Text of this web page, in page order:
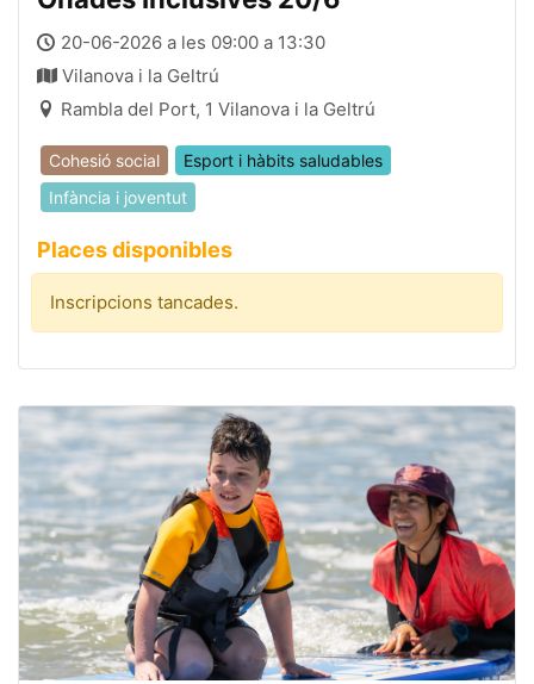
20-06-2026 a les 09:00 a 13:30
Vilanova i la Geltrú
Rambla del Port, 1 Vilanova i la Geltrú
Cohesió social
Esport i hàbits saludables
Infància i joventut
Places disponibles
Inscripcions tancades.